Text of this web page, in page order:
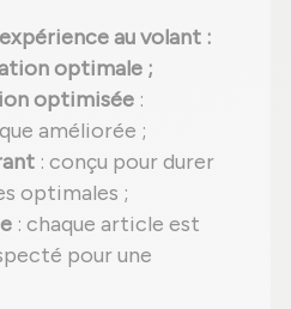
au volant :
optimale ;
optimisée :
améliorée ;
: conçu pour durer
optimales ;
: chaque article est
pour une